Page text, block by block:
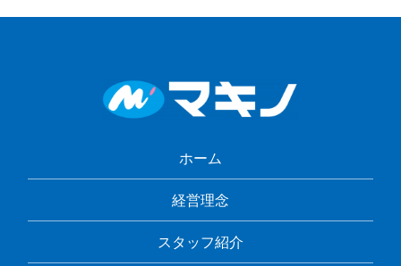
ホーム
経営理念
スタッフ紹介